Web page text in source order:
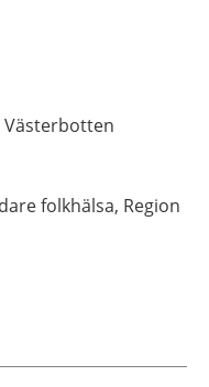
Västerbotten
folkhälsa, Region